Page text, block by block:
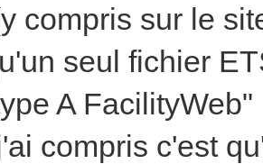
compris sur le
seul fichier
A FacilityWeb"
compris c'est